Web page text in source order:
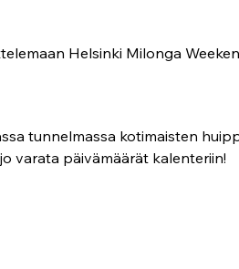
Helsinki Milonga
tunnelmassa kotimaisten
varata päivämäärät kalenteriin!